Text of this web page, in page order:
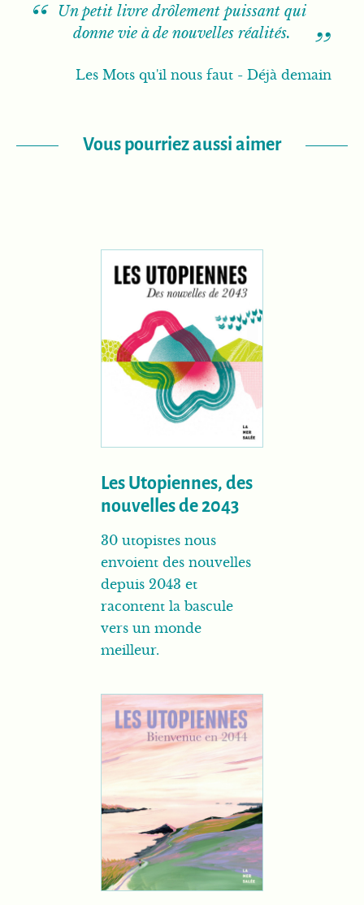
Un petit livre drôlement puissant qui
donne vie à de nouvelles réalités.
Les Mots qu'il nous faut - Déjà demain
Vous pourriez aussi aimer
Les Utopiennes, des
nouvelles de 2043
30 utopistes nous
envoient des nouvelles
depuis 2043 et
racontent la bascule
vers un monde
meilleur.